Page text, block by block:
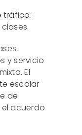
tráfico:
y servicio
El
escolar
de
acuerdo